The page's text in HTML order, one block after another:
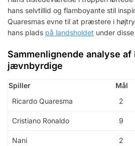
hans selvtillid og flamboyante stil
Quaresmas evne til at præstere i
hans plads på landsholdet under
Sammenlignende analyse af
jævnbyrdige
Spiller Mål
Ricardo Quaresma
2
Cristiano Ronaldo 9
Nani 2